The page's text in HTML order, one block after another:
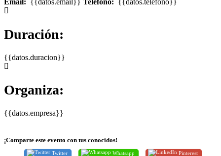
Duración:
{{datos.duracion}}
Organiza:
{{datos.empresa}}
¡Comparte este evento con tus conocidos!
Twitter Whatsapp Pinterest